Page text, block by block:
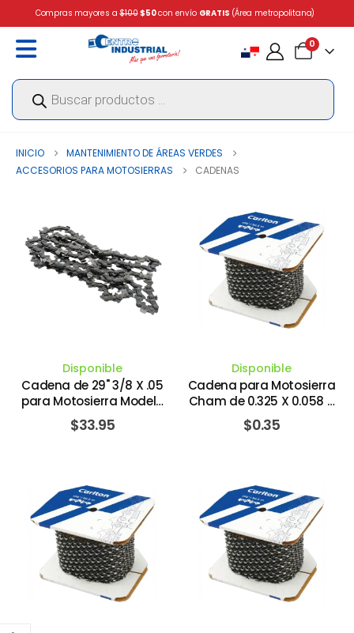
Compras mayores a$100 $50con envío GRATIS (Área metropolitana)
0
Búsqueda
productos
INICIO
MANTENIMIENTO DE ÁREAS VERDES
ACCESORIOS PARA MOTOSIERRAS
CADENAS
Disponible
Cadena de 29" 3/8 X .05
para Motosierra Modelo
DCS9010. MAKITA
$33.95
Disponible
Cadena para Motosierra
Cham de 0.325 X 0.058 X
1" Series. CARLTON SAW
CHAIN CO
$0.35